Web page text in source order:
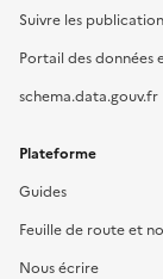
Suivre les
Portail des données
schema.data.gouv.fr
Plateforme
Guides
Feuille de route et
Nous écrire